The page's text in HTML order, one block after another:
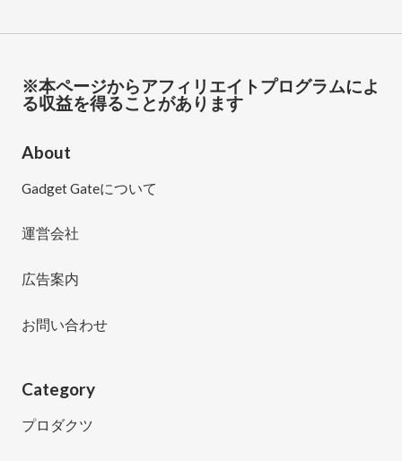
※本ページからアフィリエイトプログラムによ
る収益を得ることがあります
About
Gadget Gateについて
運営会社
広告案内
お問い合わせ
Category
プロダクツ